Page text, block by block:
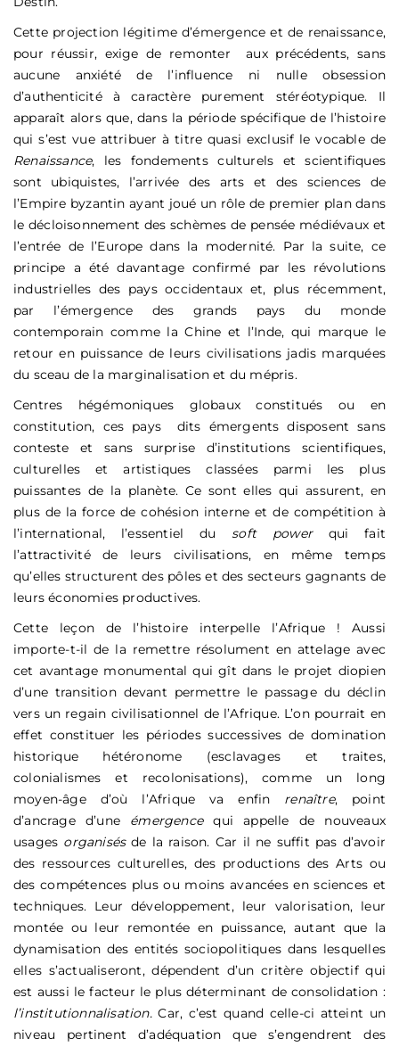
Cette projection légitime d’émergence et de renaissance,
pour réussir, exige de remonter aux précédents, sans
aucune anxiété de l’influence ni nulle obsession
d’authenticité à caractère purement stéréotypique. Il
apparaît alors que, dans la période spécifique de l’histoire
qui s’est vue attribuer à titre quasi exclusif le vocable de
Renaissance, les fondements culturels et scientifiques
sont ubiquistes, l’arrivée des arts et des sciences de
l’Empire byzantin ayant joué un rôle de premier plan dans
le décloisonnement des schèmes de pensée médiévaux et
l’entrée de l’Europe dans la modernité. Par la suite, ce
principe a été davantage confirmé par les révolutions
industrielles des pays occidentaux et, plus récemment,
par l’émergence des grands pays du monde
contemporain comme la Chine et l’Inde, qui marque le
retour en puissance de leurs civilisations jadis marquées
du sceau de la marginalisation et du mépris.
Centres hégémoniques globaux constitués ou en
constitution, ces pays dits émergents disposent sans
conteste et sans surprise d’institutions scientifiques,
culturelles et artistiques classées parmi les plus
puissantes de la planète. Ce sont elles qui assurent, en
plus de la force de cohésion interne et de compétition à
l’international, l’essentiel dusoft powerqui fait
l’attractivité de leurs civilisations, en même temps
qu’elles structurent des pôles et des secteurs gagnants de
leurs économies productives.
Cette leçon de l’histoire interpelle l’Afrique ! Aussi
importe-t-il de la remettre résolument en attelage avec
cet avantage monumental qui gît dans le projet diopien
d’une transition devant permettre le passage du déclin
vers un regain civilisationnel de l’Afrique. L’on pourrait en
effet constituer les périodes successives de domination
historique hétéronome (esclavages et traites,
colonialismes et recolonisations), comme un long
moyen-âge d’où l’Afrique va enfin renaître, point
d’ancrage d’une émergencequi appelle de nouveaux
usages organisésde la raison. Car il ne suffit pas d’avoir
des ressources culturelles, des productions des Arts ou
des compétences plus ou moins avancées en sciences et
techniques. Leur développement, leur valorisation, leur
montée ou leur remontée en puissance, autant que la
dynamisation des entités sociopolitiques dans lesquelles
elles s’actualiseront, dépendent d’un critère objectif qui
est aussi le facteur le plus déterminant de consolidation :
l’institutionnalisation.Car, c’est quand celle-ci atteint un
niveau pertinent d’adéquation que s’engendrent des